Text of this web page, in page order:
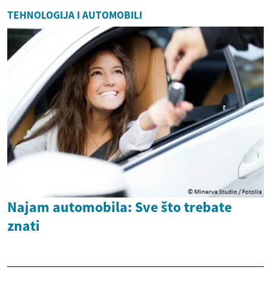
TEHNOLOGIJA I AUTOMOBILI
Najam automobila: Sve što trebate
znati